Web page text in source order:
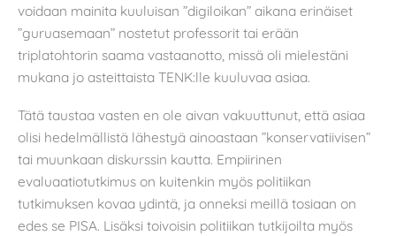
voidaan mainita kuuluisan ”digiloikan” aikana erinäiset
”guruasemaan” nostetut professorit tai erään
triplatohtorin saama vastaanotto, missä oli mielestäni
mukana jo asteittaista TENK:lle kuuluvaa asiaa.
Tätä taustaa vasten en ole aivan vakuuttunut, että asiaa
olisi hedelmällistä lähestyä ainoastaan ”konservatiivisen”
tai muunkaan diskurssin kautta. Empiirinen
evaluaatiotutkimus on kuitenkin myös politiikan
tutkimuksen kovaa ydintä, ja onneksi meillä tosiaan on
edes se PISA. Lisäksi toivoisin politiikan tutkijoilta myös